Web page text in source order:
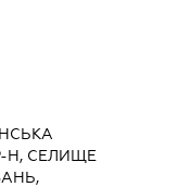
Н, СЕЛИЩЕ